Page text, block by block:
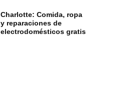
Charlotte: Comida, ropa
y reparaciones de
electrodomésticos gratis